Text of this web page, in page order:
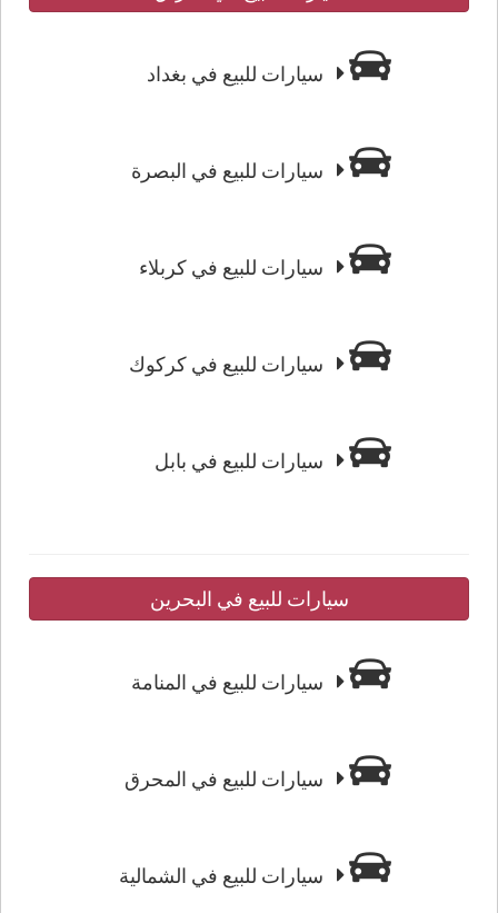
سيارات للبيع في بغداد
سيارات للبيع في البصرة
سيارات للبيع في كربلاء
سيارات للبيع في كركوك
سيارات للبيع في بابل
سيارات للبيع في البحرين
سيارات للبيع في المنامة
سيارات للبيع في المحرق
سيارات للبيع في الشمالية